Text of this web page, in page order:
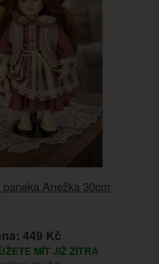
Anežka 30cm
449 Kč
MÍT JIŽ ZÍTRA